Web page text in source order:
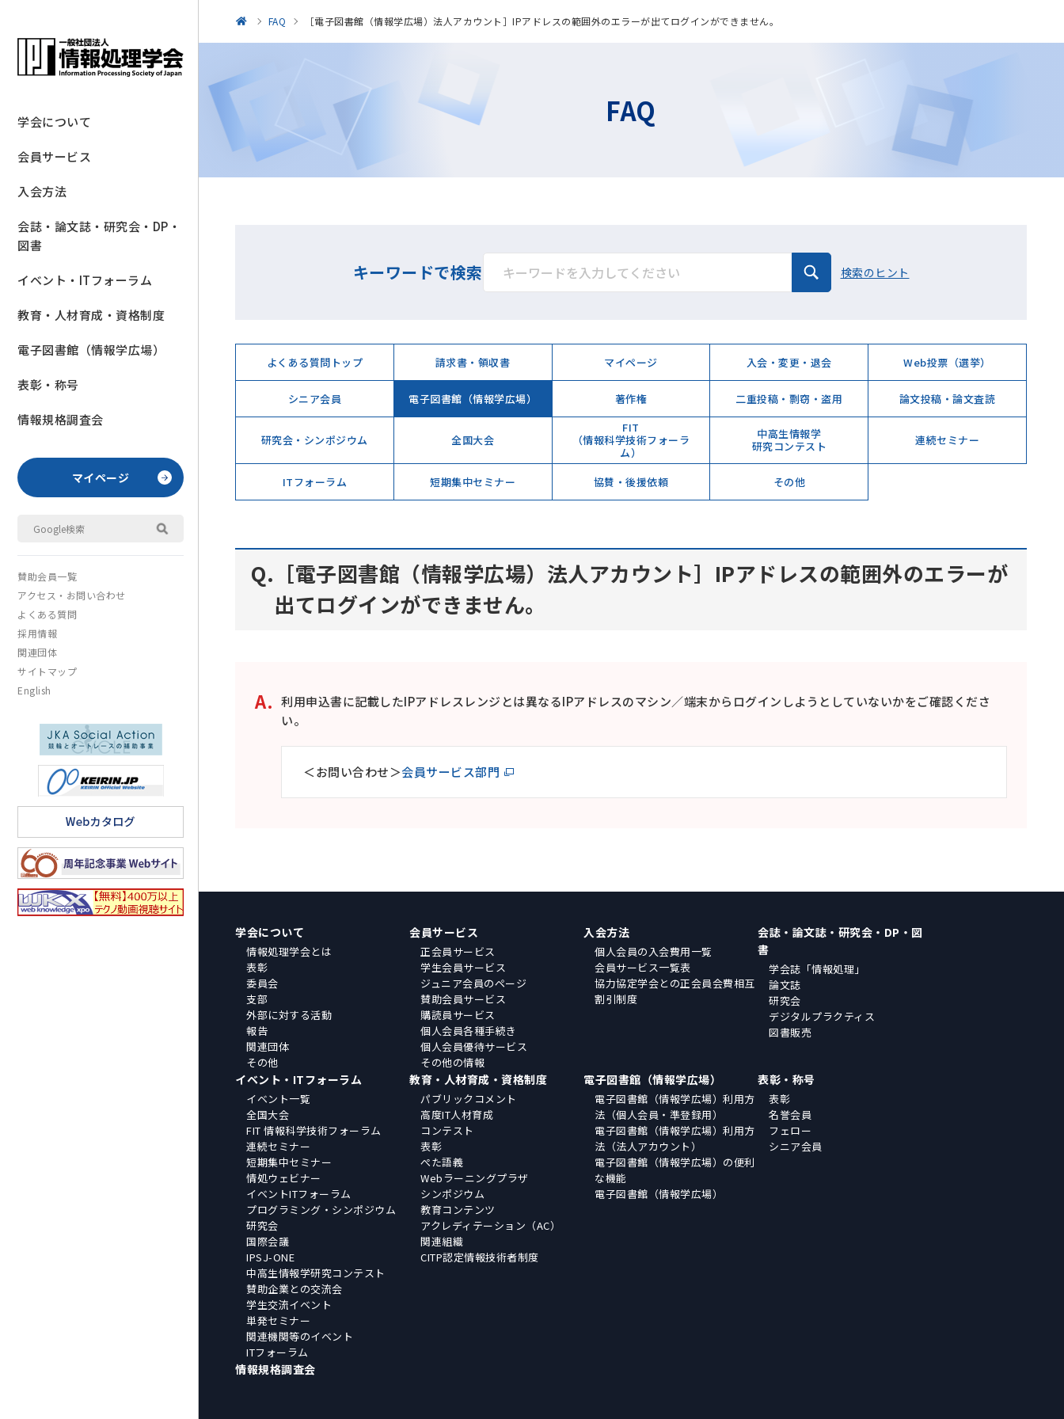
学会について
会員サービス
入会方法
会誌・論文誌・研究会・DP・
図書
イベント・ITフォーラム
教育・人材育成・資格制度
電子図書館（情報学広場）
表彰・称号
情報規格調査会
マイページ
賛助会員一覧
アクセス・お問い合わせ
よくある質問
採用情報
関連団体
サイトマップ
English
FAQ ［電子図書館（情報学広場）法人アカウント］IPアドレスの範囲外のエラーが出てログインができません。
FAQ
キーワードで検索 検索のヒント
よくある質問トップ 請求書・領収書 マイページ 入会・変更・退会 Web投票（選挙）
シニア会員 電子図書館（情報学広場） 著作権 二重投稿・剽窃・盗用 論文投稿・論文査読
研究会・シンポジウム 全国大会
FIT
（情報科学技術フォーラ
ム）
中高生情報学
研究コンテスト
連続セミナー
ITフォーラム 短期集中セミナー 協賛・後援依頼 その他
［電子図書館（情報学広場）法人アカウント］IPアドレスの範囲外のエラーが
出てログインができません。
利用申込書に記載したIPアドレスレンジとは異なるIPアドレスのマシン／端末からログインしようとしていないかをご確認くださ
い。
＜お問い合わせ＞会員サービス部門
学会について
情報処理学会とは
表彰
委員会
支部
外部に対する活動
報告
関連団体
その他
会員サービス
正会員サービス
学生会員サービス
ジュニア会員のページ
賛助会員サービス
購読員サービス
個人会員各種手続き
個人会員優待サービス
その他の情報
入会方法
個人会員の入会費用一覧
会員サービス一覧表
協力協定学会との正会員会費相互
割引制度
会誌・論文誌・研究会・DP・図
書
学会誌「情報処理」
論文誌
研究会
デジタルプラクティス
図書販売
イベント・ITフォーラム
イベント一覧
全国大会
FIT 情報科学技術フォーラム
連続セミナー
短期集中セミナー
情処ウェビナー
イベントITフォーラム
プログラミング・シンポジウム
研究会
国際会議
IPSJ-ONE
中高生情報学研究コンテスト
賛助企業との交流会
学生交流イベント
単発セミナー
関連機関等のイベント
ITフォーラム
教育・人材育成・資格制度
パブリックコメント
高度IT人材育成
コンテスト
表彰
ぺた語義
Webラーニングプラザ
シンポジウム
教育コンテンツ
アクレディテーション（AC）
関連組織
CITP認定情報技術者制度
電子図書館（情報学広場）
電子図書館（情報学広場）利用方
法（個人会員・準登録用）
電子図書館（情報学広場）利用方
法（法人アカウント）
電子図書館（情報学広場）の便利
な機能
電子図書館（情報学広場）
表彰・称号
表彰
名誉会員
フェロー
シニア会員
情報規格調査会